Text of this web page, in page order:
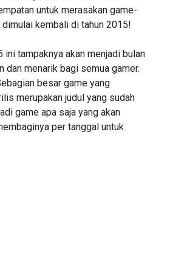
untuk merasakan game-
dimulai kembali di tahun 2015!
ini tampaknya akan menjadi bulan
dan menarik bagi semua gamer.
besar game yang
merupakan judul yang sudah
game apa saja yang akan
per tanggal untuk